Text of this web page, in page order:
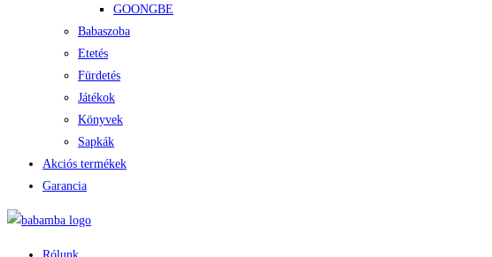
GOONGBE
Babaszoba
Etetés
Fürdetés
Játékok
Könyvek
Sapkák
Akciós termékek
Garancia